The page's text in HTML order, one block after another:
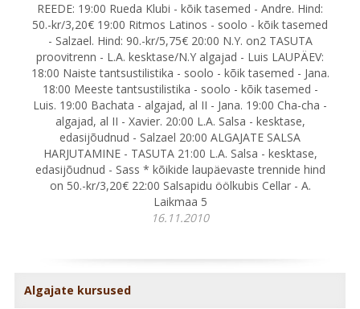
REEDE: 19:00 Rueda Klubi - kõik tasemed - Andre. Hind:
50.-kr/3,20€ 19:00 Ritmos Latinos - soolo - kõik tasemed
- Salzael. Hind: 90.-kr/5,75€ 20:00 N.Y. on2 TASUTA
proovitrenn - L.A. kesktase/N.Y algajad - Luis LAUPÄEV:
18:00 Naiste tantsustilistika - soolo - kõik tasemed - Jana.
18:00 Meeste tantsustilistika - soolo - kõik tasemed -
Luis. 19:00 Bachata - algajad, al II - Jana. 19:00 Cha-cha -
algajad, al II - Xavier. 20:00 L.A. Salsa - kesktase,
edasijõudnud - Salzael 20:00 ALGAJATE SALSA
HARJUTAMINE - TASUTA 21:00 L.A. Salsa - kesktase,
edasijõudnud - Sass * kõikide laupäevaste trennide hind
on 50.-kr/3,20€ 22:00 Salsapidu öölkubis Cellar - A.
Laikmaa 5
16.11.2010
Algajate kursused